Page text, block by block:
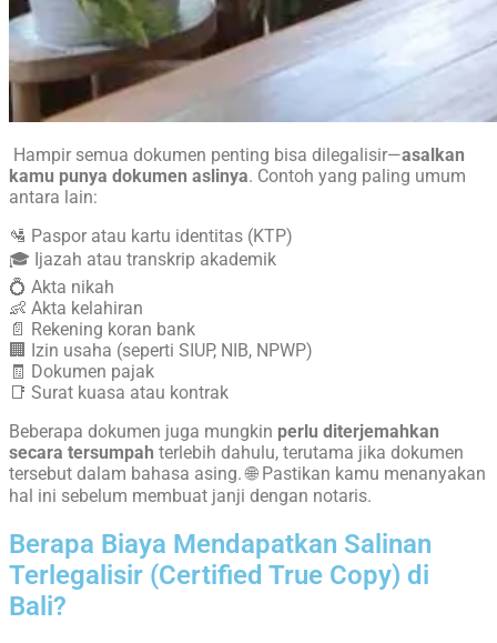
Hampir semua dokumen penting bisa dilegalisir—asalkan
kamu punya dokumen aslinya. Contoh yang paling umum
antara lain:
🛂 Paspor atau kartu identitas (KTP)
🎓 Ijazah atau transkrip akademik
💍 Akta nikah
👶 Akta kelahiran
📄 Rekening koran bank
🏢 Izin usaha (seperti SIUP, NIB, NPWP)
🧾 Dokumen pajak
📑 Surat kuasa atau kontrak
Beberapa dokumen juga mungkin perlu diterjemahkan
secara tersumpah terlebih dahulu, terutama jika dokumen
tersebut dalam bahasa asing. 🌐 Pastikan kamu menanyakan
hal ini sebelum membuat janji dengan notaris.
Berapa Biaya Mendapatkan Salinan
Terlegalisir (Certified True Copy) di
Bali?